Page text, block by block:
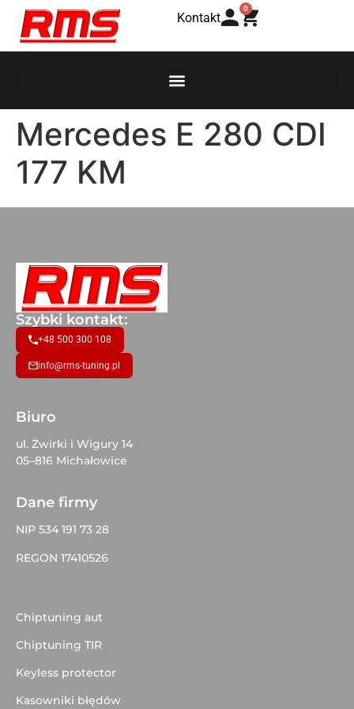
Kontakt
0
Mercedes E 280 CDI
177 KM
Szybki kontakt:
+48 500 300 108
info@rms-tuning.pl
Biuro
ul. Żwirki i Wigury 14
05–816 Michałowice
Dane firmy
NIP 534 191 73 28
REGON 17410526
Chiptuning aut
Chiptuning TIR
Keyless protector
Kasowniki błędów